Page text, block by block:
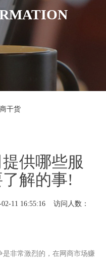
干货
供哪些服
解的事!
11 16:55:16 访问人数：
非常激烈的，在网商市场赚